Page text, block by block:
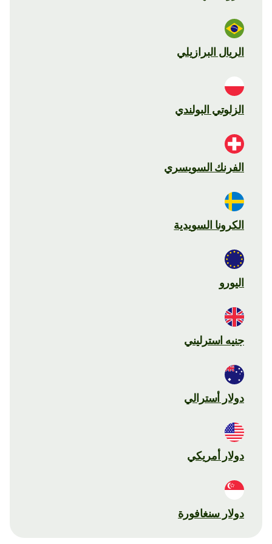
الريال البرازيلي
الزلوتي البولندي
الفرنك السويسري
الكرونا السويدية
اليورو
جنيه استرليني
دولار أسترالي
دولار أمريكي
دولار سنغافورة